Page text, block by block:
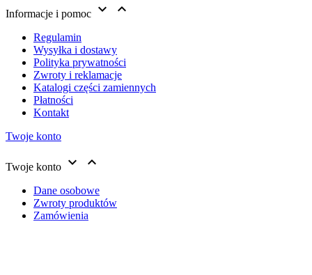
Informacje i pomoc  
Regulamin
Wysyłka i dostawy
Polityka prywatności
Zwroty i reklamacje
Katalogi części zamiennych
Płatności
Kontakt
Twoje konto
Twoje konto  
Dane osobowe
Zwroty produktów
Zamówienia